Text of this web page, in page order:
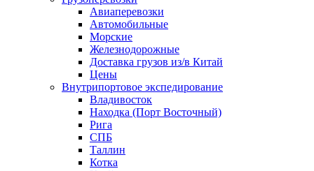
Авиаперевозки
Автомобильные
Морские
Железнодорожные
Доставка грузов из/в Китай
Цены
Внутрипортовое экспедирование
Владивосток
Находка (Порт Восточный)
Рига
СПБ
Таллин
Котка